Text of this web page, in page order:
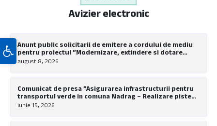
Deschide bara de unelte
Avizier electronic
Anunt public solicitarii de emitere a cordului de mediu
pentru proiectul ”Modernizare, extindere si dotare
tabara de copii Nadrag”
august 8, 2026
Comunicat de presa ”Asigurarea infrastructurii pentru
transportul verde in comuna Nadrag – Realizare piste
pentru biciclete la nivel local”
iunie 15, 2026